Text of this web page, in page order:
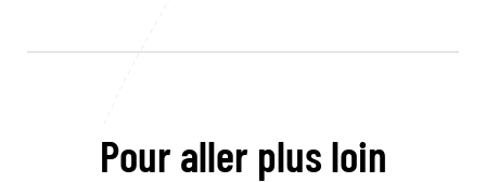
Pour aller plus loin